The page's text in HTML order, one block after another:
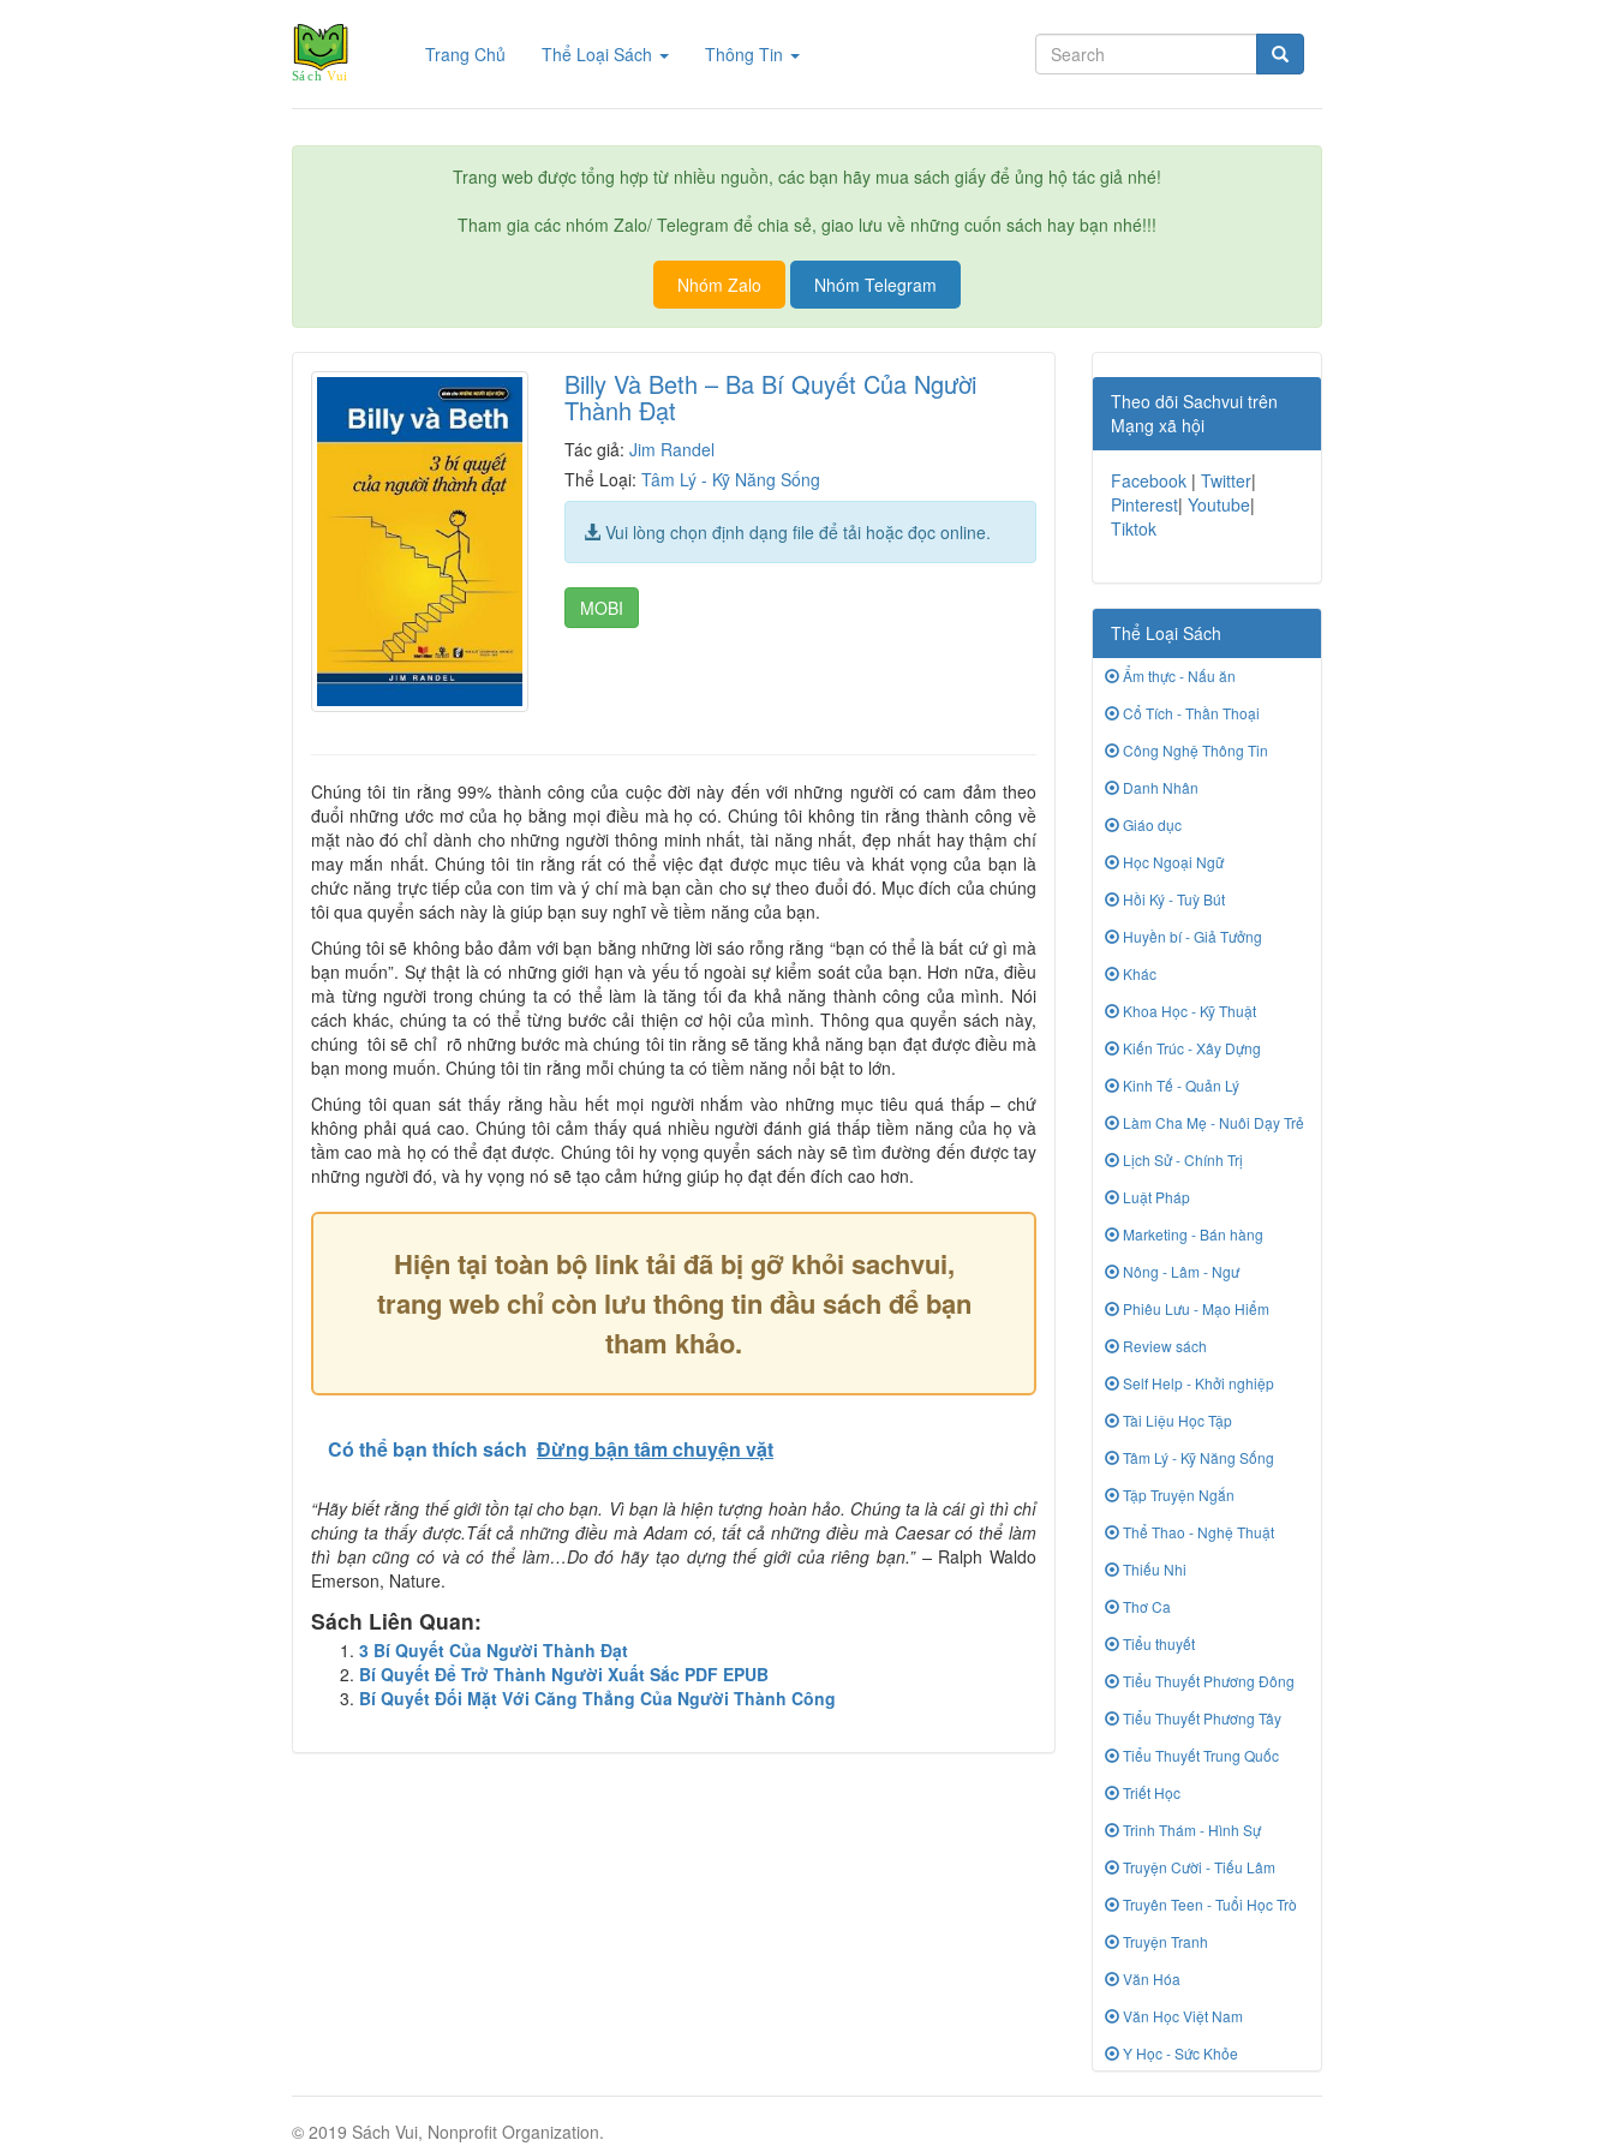
Trang Chủ (current)Thể Loại Sách Thông Tin
Trang web được tổng hợp từ nhiều nguồn, các bạn hãy mua sách giấy để ủng hộ tác giả nhé!
Tham gia các nhóm Zalo/ Telegram để chia sẻ, giao lưu về những cuốn sách hay bạn nhé!!!
Nhóm Zalo Nhóm Telegram
Billy Và Beth – Ba Bí Quyết Của Người
Thành Đạt
Tác giả:Jim Randel
Thể Loại:Tâm Lý - Kỹ Năng Sống
Vui lòng chọn định dạng file để tải hoặc đọc online.
MOBI
Chúng tôi tin rằng 99% thành công của cuộc đời này đến với những người có cam đảm theo
đuổi những ước mơ của họ bằng mọi điều mà họ có. Chúng tôi không tin rằng thành công về
mặt nào đó chỉ dành cho những người thông minh nhất, tài năng nhất, đẹp nhất hay thậm chí
may mắn nhất. Chúng tôi tin rằng rất có thể việc đạt được mục tiêu và khát vọng của bạn là
chức năng trực tiếp của con tim và ý chí mà bạn cần cho sự theo đuổi đó. Mục đích của chúng
tôi qua quyển sách này là giúp bạn suy nghĩ về tiềm năng của bạn.
Chúng tôi sẽ không bảo đảm với bạn bằng những lời sáo rỗng rằng “bạn có thể là bất cứ gì mà
bạn muốn”. Sự thật là có những giới hạn và yếu tố ngoài sự kiểm soát của bạn. Hơn nữa, điều
mà từng người trong chúng ta có thể làm là tăng tối đa khả năng thành công của mình. Nói
cách khác, chúng ta có thể từng bước cải thiện cơ hội của mình. Thông qua quyển sách này,
chúng tôi sẽ chỉ rõ những bước mà chúng tôi tin rằng sẽ tăng khả năng bạn đạt được điều mà
bạn mong muốn. Chúng tôi tin rằng mỗi chúng ta có tiềm năng nổi bật to lớn.
Chúng tôi quan sát thấy rằng hầu hết mọi người nhắm vào những mục tiêu quá thấp – chứ
không phải quá cao. Chúng tôi cảm thấy quá nhiều người đánh giá thấp tiềm năng của họ và
tầm cao mà họ có thể đạt được. Chúng tôi hy vọng quyển sách này sẽ tìm đường đến được tay
những người đó, và hy vọng nó sẽ tạo cảm hứng giúp họ đạt đến đích cao hơn.
Hiện tại toàn bộ link tải đã bị gỡ khỏi sachvui,
trang web chỉ còn lưu thông tin đầu sách để bạn
tham khảo.
Có thể bạn thích sách Đừng bận tâm chuyện vặt
“Hãy biết rằng thế giới tồn tại cho bạn. Vì bạn là hiện tượng hoàn hảo. Chúng ta là cái gì thì chỉ
chúng ta thấy được.Tất cả những điều mà Adam có, tất cả những điều mà Caesar có thể làm
thì bạn cũng có và có thể làm…Do đó hãy tạo dựng thế giới của riêng bạn.” – Ralph Waldo
Emerson, Nature.
Sách Liên Quan:
3 Bí Quyết Của Người Thành Đạt
Bí Quyết Để Trở Thành Người Xuất Sắc PDF EPUB
Bí Quyết Đối Mặt Với Căng Thẳng Của Người Thành Công
Theo dõi Sachvui trên
Mạng xã hội
Facebook | Twitter|
Pinterest| Youtube|
Tiktok
Thể Loại Sách
Ẩm thực - Nấu ăn
Cổ Tích - Thần Thoại
Công Nghệ Thông Tin
Danh Nhân
Giáo dục
Học Ngoại Ngữ
Hồi Ký - Tuỳ Bút
Huyền bí - Giả Tưởng
Khác
Khoa Học - Kỹ Thuật
Kiến Trúc - Xây Dựng
Kinh Tế - Quản Lý
Làm Cha Mẹ - Nuôi Dạy Trẻ
Lịch Sử - Chính Trị
Luật Pháp
Marketing - Bán hàng
Nông - Lâm - Ngư
Phiêu Lưu - Mạo Hiểm
Review sách
Self Help - Khởi nghiệp
Tài Liệu Học Tập
Tâm Lý - Kỹ Năng Sống
Tập Truyện Ngắn
Thể Thao - Nghệ Thuật
Thiếu Nhi
Thơ Ca
Tiểu thuyết
Tiểu Thuyết Phương Đông
Tiểu Thuyết Phương Tây
Tiểu Thuyết Trung Quốc
Triết Học
Trinh Thám - Hình Sự
Truyện Cười - Tiếu Lâm
Truyên Teen - Tuổi Học Trò
Truyện Tranh
Văn Hóa
Văn Học Việt Nam
Y Học - Sức Khỏe
© 2019 Sách Vui, Nonprofit Organization.